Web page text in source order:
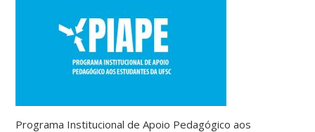
Programa Institucional de Apoio Pedagógico aos